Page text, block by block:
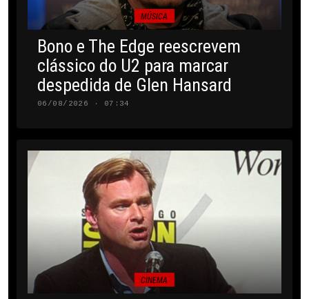
MÚSICA
Bono e The Edge reescrevem
clássico do U2 para marcar
despedida de Glen Hansard
06/08/2026 · 07:34
CINEMA